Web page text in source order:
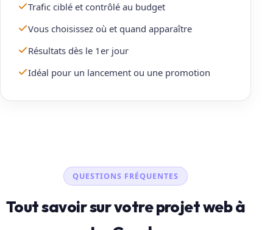
Trafic ciblé et contrôlé au budget
Vous choisissez où et quand apparaître
Résultats dès le 1er jour
Idéal pour un lancement ou une promotion
QUESTIONS FRÉQUENTES
Tout savoir sur votre projet web à